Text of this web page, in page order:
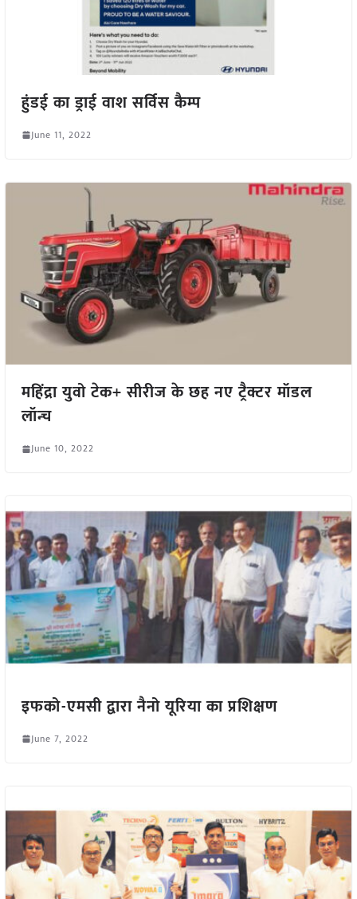
हुंडई का ड्राई वाश सर्विस कैम्प
June 11, 2022
महिंद्रा युवो टेक+ सीरीज के छह नए ट्रैक्टर मॉडल
लॉन्च
June 10, 2022
इफको-एमसी द्वारा नैनो यूरिया का प्रशिक्षण
June 7, 2022